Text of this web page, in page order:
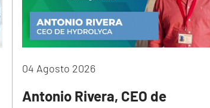
04 Agosto 2026
Antonio Rivera, CEO de